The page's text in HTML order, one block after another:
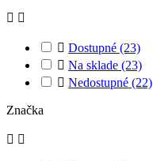
 
 Dostupné (23)
 Na sklade (23)
 Nedostupné (22)
Značka
 